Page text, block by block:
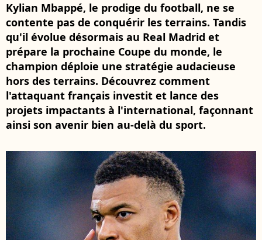
Kylian Mbappé, le prodige du football, ne se
contente pas de conquérir les terrains. Tandis
qu'il évolue désormais au Real Madrid et
prépare la prochaine Coupe du monde, le
champion déploie une stratégie audacieuse
hors des terrains. Découvrez comment
l'attaquant français investit et lance des
projets impactants à l'international, façonnant
ainsi son avenir bien au-delà du sport.